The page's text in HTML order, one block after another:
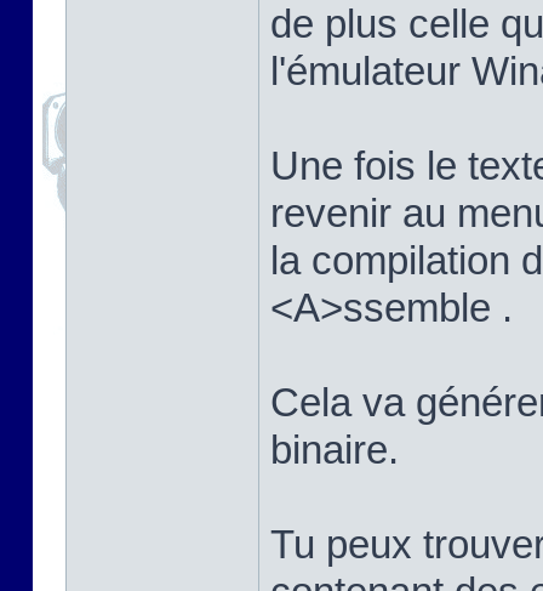
de plus celle
l'émulateur
Une fois le
revenir au
la compilation
<A>ssemble .
Cela va
binaire.
Tu peux